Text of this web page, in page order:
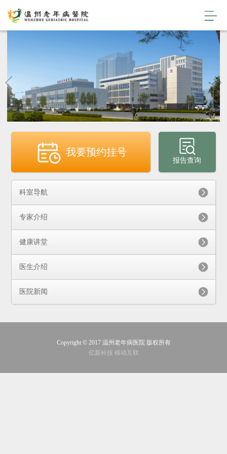
我要预约挂号
报告查询
科室导航
专家介绍
健康讲堂
医生介绍
医院新闻
Copyright © 2017 温州老年病医院 版权所有
亿新科技 移动互联